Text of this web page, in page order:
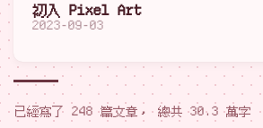
初入 Pixel Art
2023-09-03
已經寫了 248 篇文章， 總共 30.3 萬字